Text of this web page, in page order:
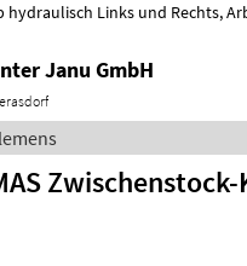
Janu GmbH
Zwischenstock-